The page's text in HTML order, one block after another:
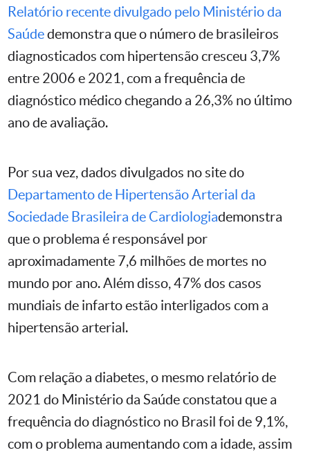
Relatório recente divulgado pelo Ministério da
Saúdedemonstra que o número de brasileiros
diagnosticados com hipertensão cresceu 3,7%
entre 2006 e 2021, com a frequência de
diagnóstico médico chegando a 26,3% no último
ano de avaliação.
Por sua vez, dados divulgados no site do
Departamento de Hipertensão Arterial da
Sociedade Brasileira de Cardiologiademonstra
que o problema é responsável por
aproximadamente 7,6 milhões de mortes no
mundo por ano. Além disso, 47% dos casos
mundiais de infarto estão interligados com a
hipertensão arterial.
Com relação a diabetes, o mesmo relatório de
2021 do Ministério da Saúde constatou que a
frequência do diagnóstico no Brasil foi de 9,1%,
com o problema aumentando com a idade, assim